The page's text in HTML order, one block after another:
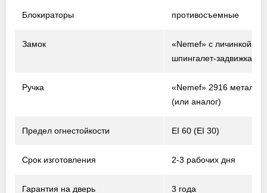
Блокираторы противосъемные
Замок
«Nemef» с личинкой-
шпингалет-задвижка
Ручка
«Nemef» 2916 металл /
(или аналог)
Предел огнестойкости EI 60 (EI 30)
Срок изготовления 2-3 рабочих дня
Гарантия на дверь 3 года